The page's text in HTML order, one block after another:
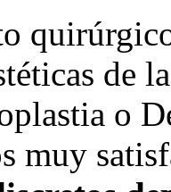
de
o
muy